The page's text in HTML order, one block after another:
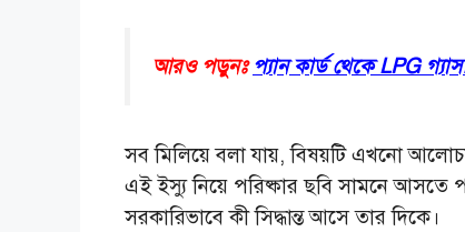
আরও পড়ুনঃ প্যান কার্ড থেকে LPG
সব মিলিয়ে বলা যায়, বিষয়টি এখনো
এই ইস্যু নিয়ে পরিষ্কার ছবি সামনে আসতে
সরকারিভাবে কী সিদ্ধান্ত আসে তার দিকে।